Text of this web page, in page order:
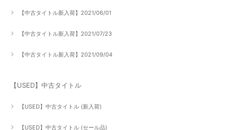
【中古タイトル新入荷】2021/06/01
【中古タイトル新入荷】2021/07/23
【中古タイトル新入荷】2021/09/04
【USED】中古タイトル
【USED】中古タイトル (新入荷)
【USED】中古タイトル (セール品)